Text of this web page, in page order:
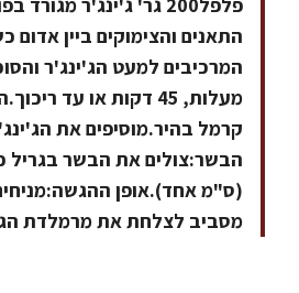
התאנים והצימוקים ביין
מעלות, 45 דקות או
קרמל בהיר.מוסיפים את
(ס"מ אחד).אופן
מסביב לצלחת את מרמלדת